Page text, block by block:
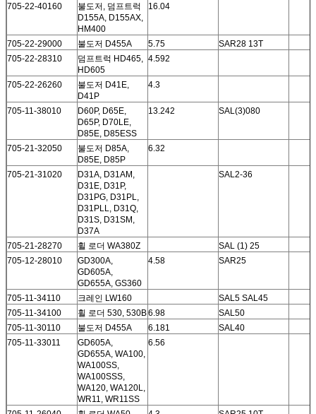
705-22-40160
불도저, 덤프트럭
D155A, D155AX,
HM400
16.04
705-22-29000 불도저 D455A 5.75
SAR28 13T
705-22-28310
덤프트럭 HD465,
HD605
4.592
705-22-26260
불도저 D41E,
D41P
4.3
705-11-38010
D60P, D65E,
D65P, D70LE,
D85E, D85ESS
13.242 SAL(3)080
705-21-32050
불도저 D85A,
D85E, D85P
6.32
705-21-31020
D31A, D31AM,
D31E, D31P,
D31PG, D31PL,
D31PLL, D31Q,
D31S, D31SM,
D37A
SAL2-36
705-21-28270 휠 로더 WA380Z
SAL (1) 25
705-12-28010
GD300A,
GD605A,
GD655A, GS360
4.58 SAR25
705-11-34110 크레인 LW160
SAL5 SAL45
705-11-34100
휠 로더 530, 530B6.98
SAL50
705-11-30110
불도저 D455A 6.181
SAL40
705-11-33011
GD605A,
GD655A, WA100,
WA100SS,
WA100SSS,
WA120, WA120L,
WR11, WR11SS
6.56